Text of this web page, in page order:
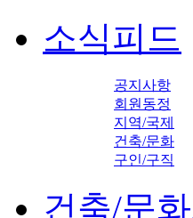
소식피드
공지사항
회원동정
지역/국제
건축/문화
구인/구직
건축/문